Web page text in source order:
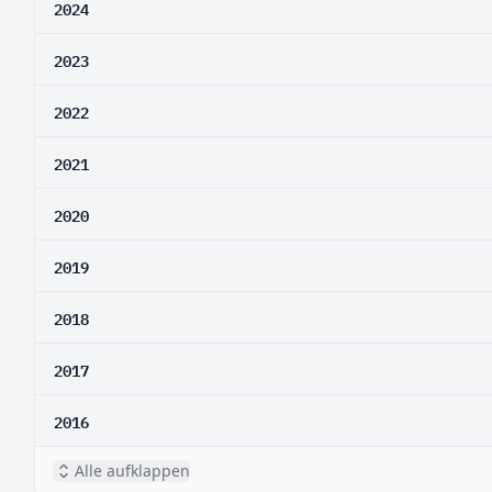
2024
2023
2022
2021
2020
2019
2018
2017
2016
Alle aufklappen